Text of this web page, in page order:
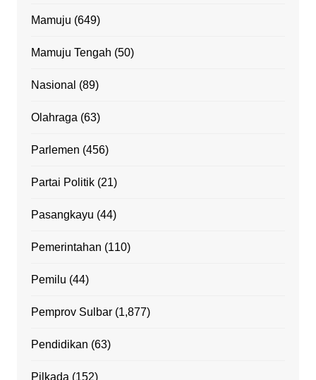
Mamuju (649)
Mamuju Tengah (50)
Nasional (89)
Olahraga (63)
Parlemen (456)
Partai Politik(21)
Pasangkayu (44)
Pemerintahan (110)
Pemilu (44)
Pemprov Sulbar(1,877)
Pendidikan (63)
Pilkada (152)